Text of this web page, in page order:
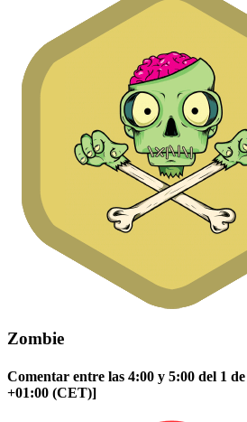
Zombie
Comentar entre las 4:00 y 5:00 del 1
+01:00 (CET)]